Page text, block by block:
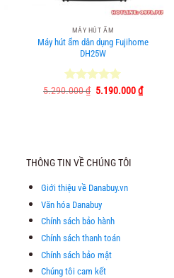
MÁY HÚT ẨM
Máy hút ẩm dân dụng Fujihome
DH25W
Được xếp
5.290.000₫ Giá
5.190.000₫Giá
hiện
THÔNG TIN VỀ CHÚNG TÔI
Giới thiệu về Danabuy.vn
Văn hóa Danabuy
Chính sách bảo hành
Chính sách thanh toán
Chính sách bảo mật
Chúng tôi cam kết